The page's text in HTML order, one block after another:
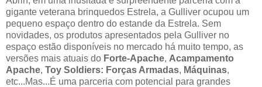
gigante veterana brinquedos Estrela, a Gulliver ocupou um
pequeno espaço dentro do estande da Estrela. Sem
novidades, os produtos apresentados pela Gulliver no
espaço estão disponíveis no mercado há muito tempo, as
versões mais atuais do Forte-Apache, Acampamento
Apache, Toy Soldiers: Forças Armadas, Máquinas,
etc...Mas...É uma parceria com potencial para grandes